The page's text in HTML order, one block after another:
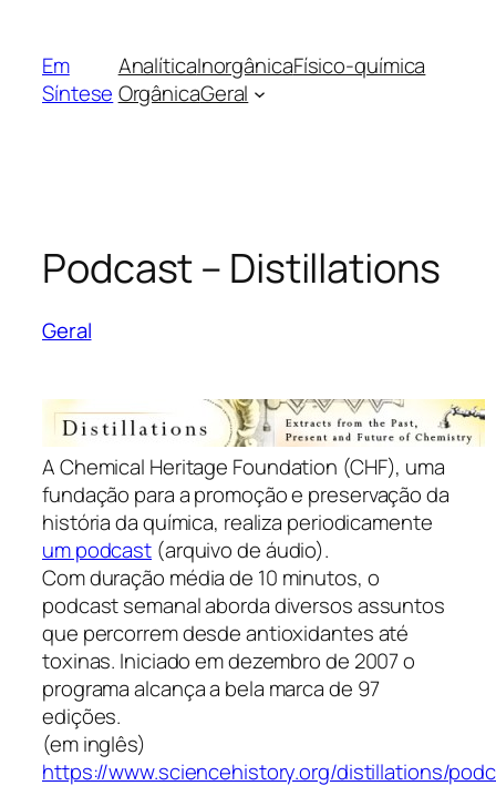
conteúdo
Em
Síntese
AnalíticaInorgânicaFísico-química
OrgânicaGeral
Podcast – Distillations
Geral
AChemical Heritage Foundation (CHF), uma
fundação para a promoção e preservação da
história da química, realiza periodicamente
um podcast (arquivo de áudio).
Com duração média de 10 minutos, o
podcast semanal aborda diversos assuntos
que percorrem desde antioxidantes até
toxinas. Iniciado em dezembro de 2007 o
programa alcança a bela marca de 97
edições.
(em inglês)
https://www.sciencehistory.org/distillations/